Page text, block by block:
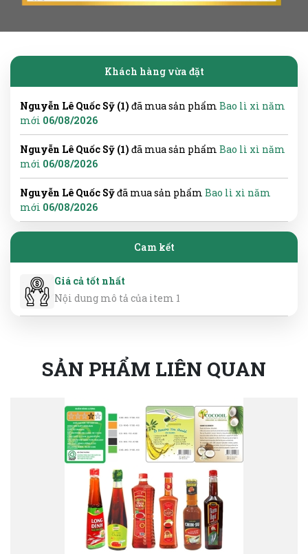
Khách hàng vừa đặt
Nguyễn Lê Quốc Sỹ (1) đã mua sản phẩm Bao lì xì năm
mới 06/08/2026
Nguyễn Lê Quốc Sỹ (1) đã mua sản phẩm Bao lì xì năm
mới 06/08/2026
Nguyễn Lê Quốc Sỹđã mua sản phẩm Bao lì xì năm
mới 06/08/2026
Cam kết
Giá cả tốt nhất
Nội dung mô tả của item 1
SẢN PHẨM LIÊN QUAN